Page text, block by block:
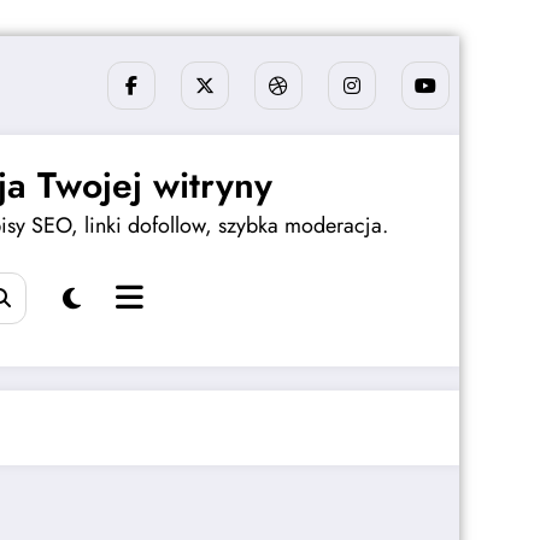
Twojej witryny
SEO, linki dofollow, szybka moderacja.